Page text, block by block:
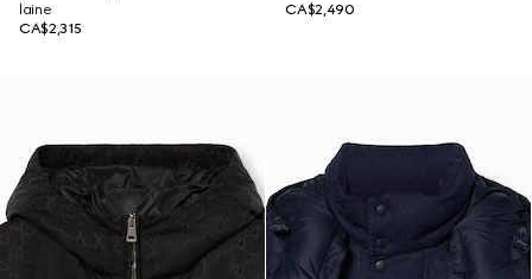
laine
CA$2,315
CA$2,490